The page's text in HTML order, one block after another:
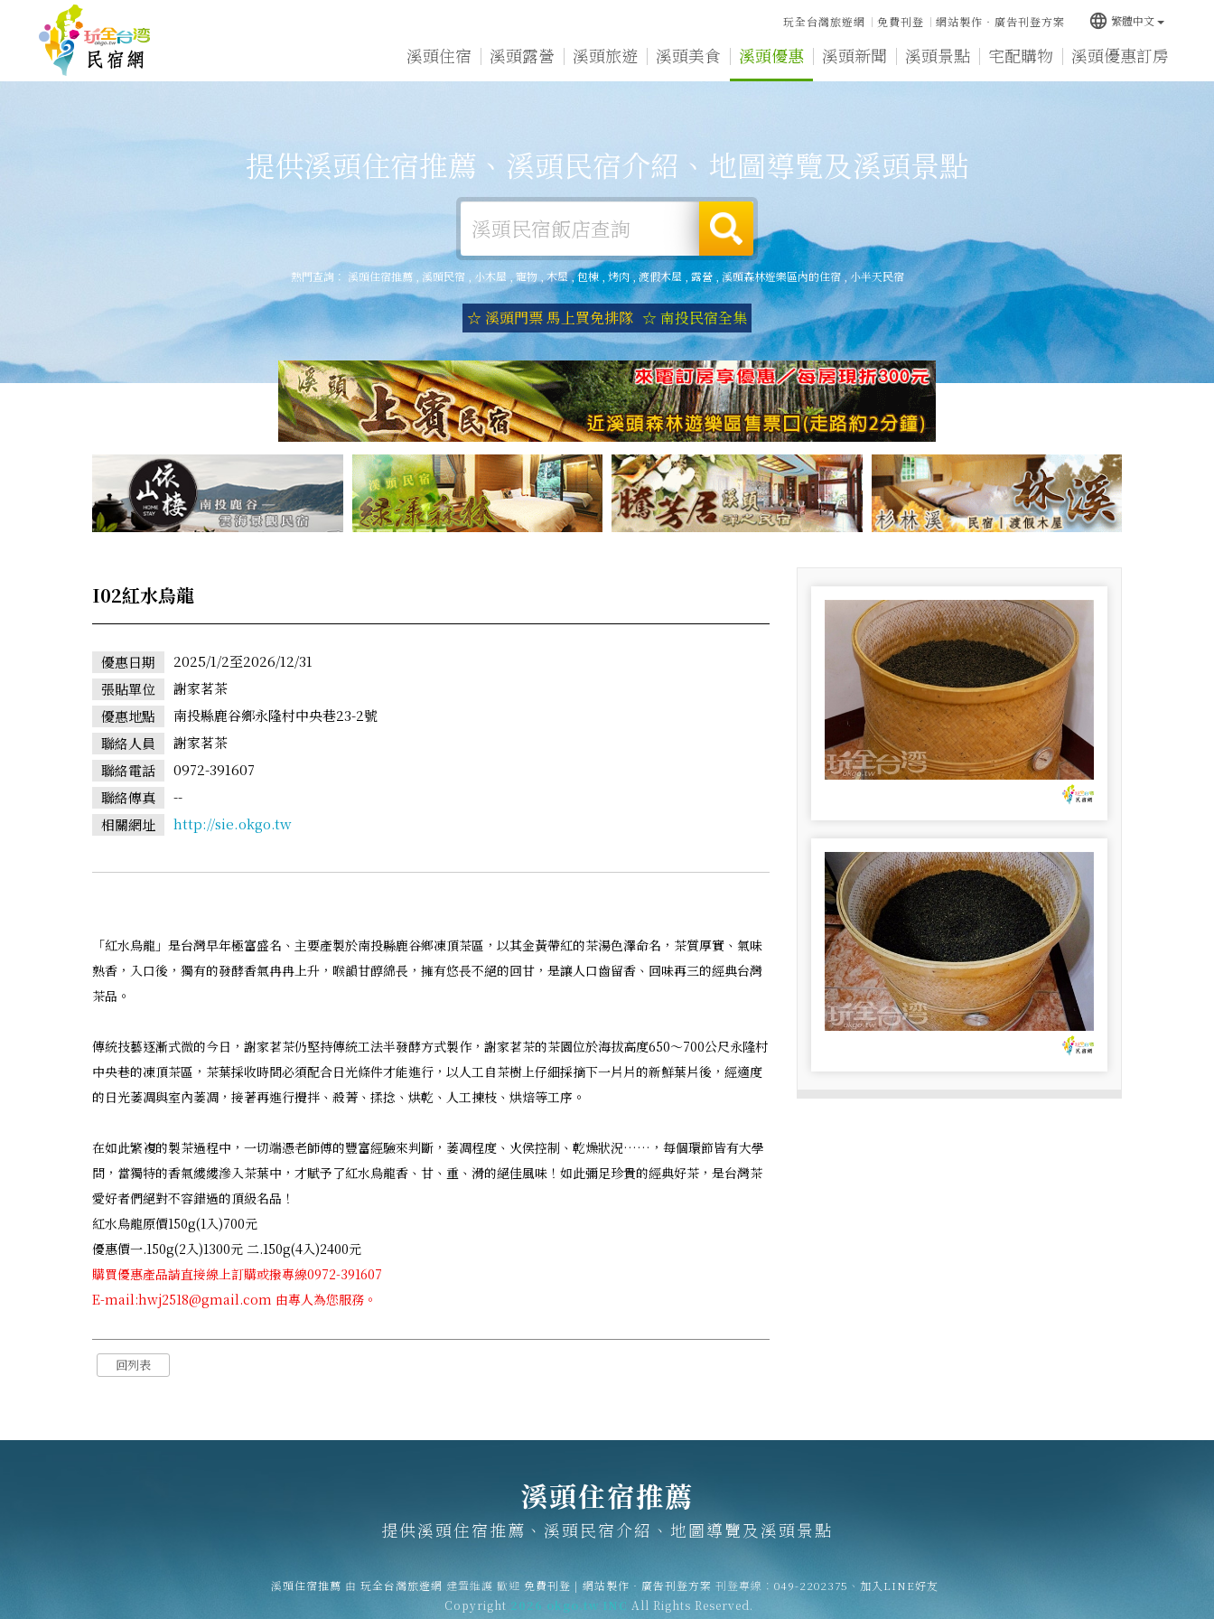
溪頭住宿 溪頭露營 溪頭旅遊 溪頭美食 溪頭優惠 溪頭新聞 溪頭景點 宅配購物 溪頭優惠訂房
玩全台灣旅遊網 免費刊登 網站製作‧廣告刊登方案 language 繁體中文
提供溪頭住宿推薦、溪頭民宿介紹、地圖導覽及溪頭景點
熱門查詢： 溪頭住宿推薦 溪頭民宿 小木屋 ,寵物 木屋,包棟 烤肉,渡假木屋 露營, 溪頭森林遊樂區內的住宿, 小半天民宿
☆ 溪頭門票 馬上買免排隊 ☆ 南投民宿全集
I02紅水烏龍
優惠日期
2025/1/2至2026/12/31
張貼單位
謝家茗茶
優惠地點
南投縣鹿谷鄉永隆村中央巷23-2號
聯絡人員
謝家茗茶
聯絡電話
0972-391607
聯絡傳真
--
相關網址
http://sie.okgo.tw
「紅水烏龍」是台灣早年極富盛名、主要產製於南投縣鹿谷鄉凍頂茶區，以其金黃帶紅的茶湯色澤命名，茶質厚實、氣味
熟香，入口後，獨有的發酵香氣冉冉上升，喉韻甘醇綿長，擁有悠長不絕的回甘，是讓人口齒留香、回味再三的經典台灣
茶品。
傳統技藝逐漸式微的今日，謝家茗茶仍堅持傳統工法半發酵方式製作，謝家茗茶的茶園位於海拔高度650～700公尺永隆村
中央巷的凍頂茶區，茶葉採收時間必須配合日光條件才能進行，以人工自茶樹上仔細採摘下一片片的新鮮葉片後，經適度
的日光萎凋與室內萎凋，接著再進行攪拌、殺菁、揉捻、烘乾、人工揀枝、烘焙等工序。
在如此繁複的製茶過程中，一切端憑老師傅的豐富經驗來判斷，萎凋程度、火侯控制、乾燥狀況……，每個環節皆有大學
問，當獨特的香氣縷縷滲入茶葉中，才賦予了紅水烏龍香、甘、重、滑的絕佳風味！如此彌足珍貴的經典好茶，是台灣茶
愛好者們絕對不容錯過的頂級名品！
紅水烏龍原價150g(1入)700元
優惠價一.150g(2入)1300元 二.150g(4入)2400元
購買優惠產品請直接線上訂購或撥專線0972-391607
E-mail:hwj2518@gmail.com 由專人為您服務。
回列表
溪頭住宿推薦
提供溪頭住宿推薦、溪頭民宿介紹、地圖導覽及溪頭景點
溪頭住宿推薦 由 玩全台灣旅遊網 建置維護 歡迎 免費刊登 | 網站製作‧廣告刊登方案 刊登專線： 049-2202375 、 加入LINE好友
Copyright 2026 okgo.tw INC All Rights Reserved.